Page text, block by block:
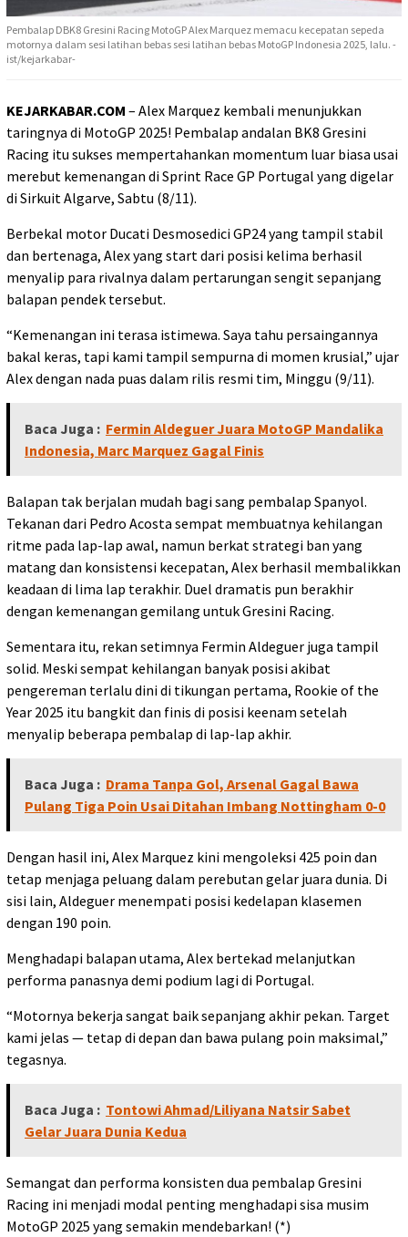
Pembalap DBK8 Gresini Racing MotoGP Alex Marquez memacu kecepatan sepeda
motornya dalam sesi latihan bebas sesi latihan bebas MotoGP Indonesia 2025, lalu. -
ist/kejarkabar-
KEJARKABAR.COM – Alex Marquez kembali menunjukkan
taringnya di MotoGP 2025! Pembalap andalan BK8 Gresini
Racing itu sukses mempertahankan momentum luar biasa usai
merebut kemenangan di Sprint Race GP Portugal yang digelar
di Sirkuit Algarve, Sabtu (8/11).
Berbekal motor Ducati Desmosedici GP24 yang tampil stabil
dan bertenaga, Alex yang start dari posisi kelima berhasil
menyalip para rivalnya dalam pertarungan sengit sepanjang
balapan pendek tersebut.
“Kemenangan ini terasa istimewa. Saya tahu persaingannya
bakal keras, tapi kami tampil sempurna di momen krusial,” ujar
Alex dengan nada puas dalam rilis resmi tim, Minggu (9/11).
Baca Juga : Fermin Aldeguer Juara MotoGP Mandalika
Indonesia, Marc Marquez Gagal Finis
Balapan tak berjalan mudah bagi sang pembalap Spanyol.
Tekanan dari Pedro Acosta sempat membuatnya kehilangan
ritme pada lap-lap awal, namun berkat strategi ban yang
matang dan konsistensi kecepatan, Alex berhasil membalikkan
keadaan di lima lap terakhir. Duel dramatis pun berakhir
dengan kemenangan gemilang untuk Gresini Racing.
Sementara itu, rekan setimnya Fermin Aldeguer juga tampil
solid. Meski sempat kehilangan banyak posisi akibat
pengereman terlalu dini di tikungan pertama, Rookie of the
Year 2025 itu bangkit dan finis di posisi keenam setelah
menyalip beberapa pembalap di lap-lap akhir.
Baca Juga : Drama Tanpa Gol, Arsenal Gagal Bawa
Pulang Tiga Poin Usai Ditahan Imbang Nottingham 0-0
Dengan hasil ini, Alex Marquez kini mengoleksi 425 poin dan
tetap menjaga peluang dalam perebutan gelar juara dunia. Di
sisi lain, Aldeguer menempati posisi kedelapan klasemen
dengan 190 poin.
Menghadapi balapan utama, Alex bertekad melanjutkan
performa panasnya demi podium lagi di Portugal.
“Motornya bekerja sangat baik sepanjang akhir pekan. Target
kami jelas — tetap di depan dan bawa pulang poin maksimal,”
tegasnya.
Baca Juga : Tontowi Ahmad/Liliyana Natsir Sabet
Gelar Juara Dunia Kedua
Semangat dan performa konsisten dua pembalap Gresini
Racing ini menjadi modal penting menghadapi sisa musim
MotoGP 2025 yang semakin mendebarkan! (*)